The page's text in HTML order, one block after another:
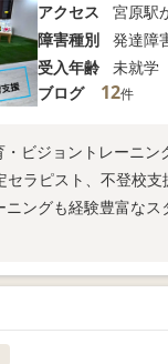
アクセス
宮原駅
障害種別
発達障
受入年齢
未就
ブログ
12件
ビジョントレーニン
ラピスト、不登校支
ングも経験豊富な